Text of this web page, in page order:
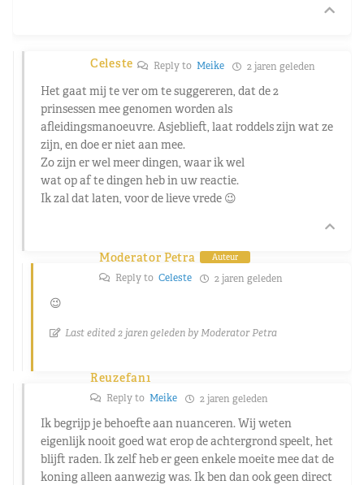
Celeste Reply to Meike 2 jaren geleden
Het gaat mij te ver om te suggereren, dat de 2
prinsessen mee genomen worden als
afleidingsmanoeuvre. Asjeblieft, laat roddels zijn wat ze
zijn, en doe er niet aan mee.
Zo zijn er wel meer dingen, waar ik wel
wat op af te dingen heb in uw reactie.
Ik zal dat laten, voor de lieve vrede 😉
Moderator Petra Auteur
Reply to Celeste 2 jaren geleden
😉
Last edited 2 jaren geleden by Moderator Petra
Reuzefan1
Reply to Meike 2 jaren geleden
Ik begrijp je behoefte aan nuanceren. Wij weten
eigenlijk nooit goed wat erop de achtergrond speelt, het
blijft raden. Ik zelf heb er geen enkele moeite mee dat de
koning alleen aanwezig was. Ik ben dan ook geen direct